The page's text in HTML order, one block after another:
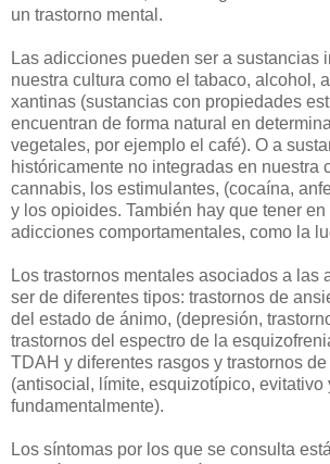
un trastorno mental.
Las adicciones pueden ser a sustancias
nuestra cultura como el tabaco, alcohol,
xantinas (sustancias con propiedades
encuentran de forma natural en
vegetales, por ejemplo el café). O a
históricamente no integradas en nuestra
cannabis, los estimulantes, (cocaína,
y los opioides. También hay que tener
adicciones comportamentales, como la
Los trastornos mentales asociados a las
ser de diferentes tipos: trastornos de
del estado de ánimo, (depresión,
trastornos del espectro de la
TDAH y diferentes rasgos y trastornos
(antisocial, límite, esquizotípico, evitativo
fundamentalmente).
Los síntomas por los que se consulta